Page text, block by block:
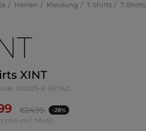
Herren Kleidung T-Shirts T-Shirts
XINT
502025-K-BEYAZ
€24.95 -28%
inkl. MwSt